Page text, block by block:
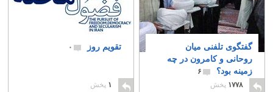
گفتگوی تلفنی میان
روحانی و کامرون در چه
زمینه بود؟
۶
۱۷۷۸ پخش
تقویم روز ۰
۱ پخش